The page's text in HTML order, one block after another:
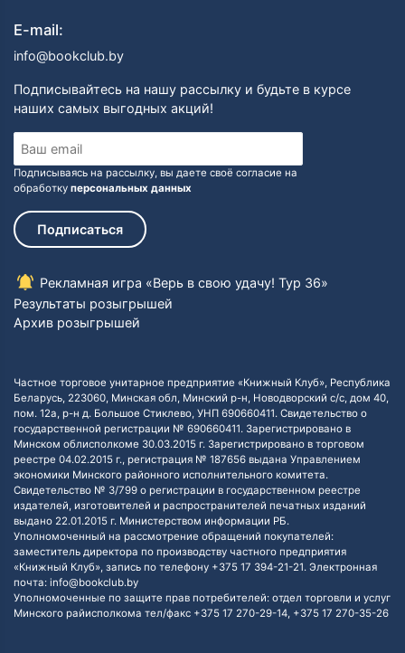
E-mail:
info@bookclub.by
Подписывайтесь на нашу рассылку и будьте в курсе
наших самых выгодных акций!
Подписываясь на рассылку, вы даете своё согласие на
обработку персональных данных
Подписаться
Рекламная игра «Верь в свою удачу! Тур 36»
Результаты розыгрышей
Архив розыгрышей
Частное торговое унитарное предприятие «Книжный Клуб», Республика
Беларусь, 223060, Минская обл, Минский р-н, Новодворский с/с, дом 40,
пом. 12а, р-н д. Большое Стиклево, УНП 690660411. Свидетельство о
государственной регистрации № 690660411. Зарегистрировано в
Минском облисполкоме 30.03.2015 г. Зарегистрировано в торговом
реестре 04.02.2015 г., регистрация № 187656 выдана Управлением
экономики Минского районного исполнительного комитета.
Свидетельство № 3/799 о регистрации в государственном реестре
издателей, изготовителей и распространителей печатных изданий
выдано 22.01.2015 г. Министерством информации РБ.
Уполномоченный на рассмотрение обращений покупателей:
заместитель директора по производству частного предприятия
«Книжный Клуб», запись по телефону +375 17 394-21-21. Электронная
почта: info@bookclub.by
Уполномоченные по защите прав потребителей: отдел торговли и услуг
Минского райисполкома тел/факс +375 17 270-29-14, +375 17 270-35-26